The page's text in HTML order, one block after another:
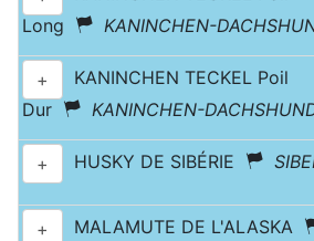
Long
KANINCHEN-
+
KANINCHEN TECKEL Poil
Dur
KANINCHEN-
+ HUSKY DE SIBÉRIE
+ MALAMUTE DE L'ALASKA